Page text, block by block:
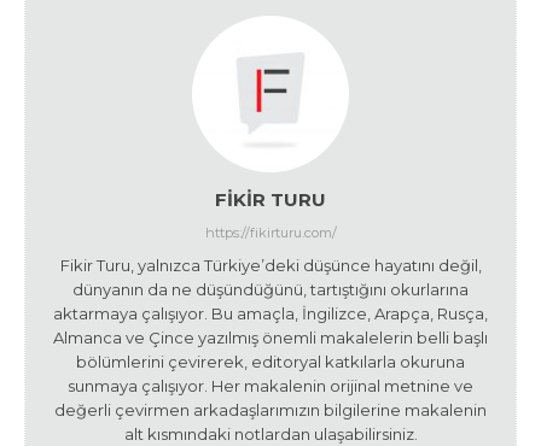
FIKIR TURU
https://fikirturu.com/
Fikir Turu, yalnızca Türkiye’deki düşünce hayatını değil,
dünyanın da ne düşündüğünü, tartıştığını okurlarına
aktarmaya çalışıyor. Bu amaçla, İngilizce, Arapça, Rusça,
Almanca ve Çince yazılmış önemli makalelerin belli başlı
bölümlerini çevirerek, editoryal katkılarla okuruna
sunmaya çalışıyor. Her makalenin orijinal metnine ve
değerli çevirmen arkadaşlarımızın bilgilerine makalenin
alt kısmındaki notlardan ulaşabilirsiniz.